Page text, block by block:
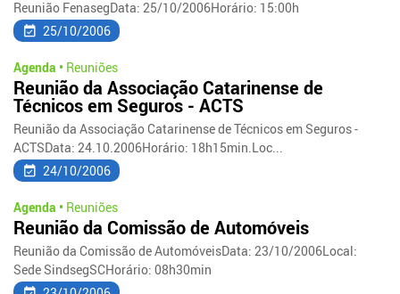
Reunião FenasegData: 25/10/2006Horário: 15:00h
25/10/2006
Agenda • Reuniões
Reunião da Associação Catarinense de
Técnicos em Seguros - ACTS
Reunião da Associação Catarinense de Técnicos em Seguros -
ACTSData: 24.10.2006Horário: 18h15min.Loc...
24/10/2006
Agenda • Reuniões
Reunião da Comissão de Automóveis
Reunião da Comissão de AutomóveisData: 23/10/2006Local:
Sede SindsegSCHorário: 08h30min